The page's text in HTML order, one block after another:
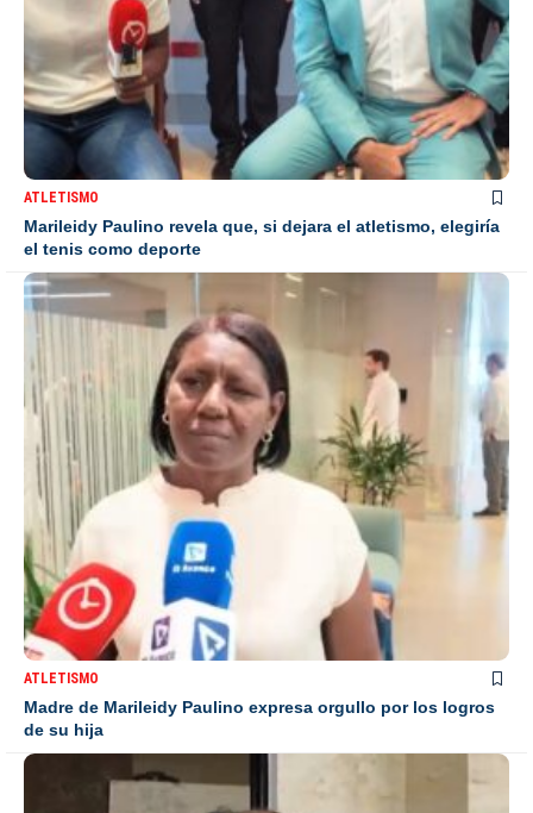
ATLETISMO
Marileidy Paulino revela que, si dejara el atletismo, elegiría
el tenis como deporte
ATLETISMO
Madre de Marileidy Paulino expresa orgullo por los logros
de su hija